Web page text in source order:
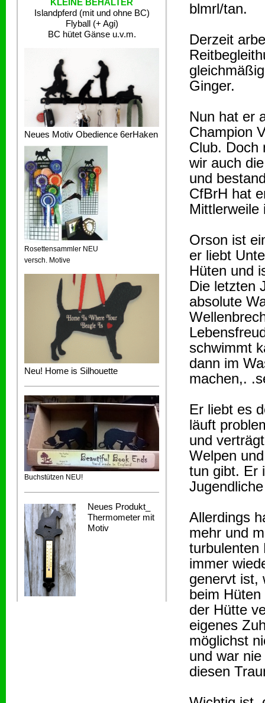
KLEINE BEHÄLTER
Islandpferd (mit und ohne BC)
Flyball (+ Agi)
BC hütet Gänse u.v.m.
Neues Motiv Obedience 6erHaken
Rosettensammler NEU
versch. Motive
Neu! Home is Silhouette
Buchstützen NEU!
Neues Produkt_
Thermometer mit
Motiv
blmrl/tan.
Derzeit
Ginger.
Nun hat er
Champion
Club. Doch
wir auch
und
CfBrH hat
Mittlerweile
Orson ist
er liebt
Hüten und
Die letzten
absolute
schwimmt
dann im
machen,.
Er liebt es
läuft
und
Welpen
tun gibt. Er
Allerdings
mehr und
turbulenten
immer
genervt ist,
beim
der Hütte
eigenes
möglichst
und war
diesen